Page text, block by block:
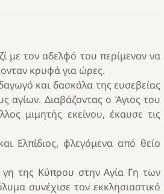
με τον αδελφό του περίμεναν να
κρυφά για ώρες.
και δασκάλα της ευσεβείας
αγίων. Διαβάζοντας ο Άγιος του
μιμητής εκείνου, έκαυσε τις
Ελπίδιος, φλεγόμενα από θείο
γη της Κύπρου στην Αγία Γη των
συνέχισε τον εκκλησιαστικό